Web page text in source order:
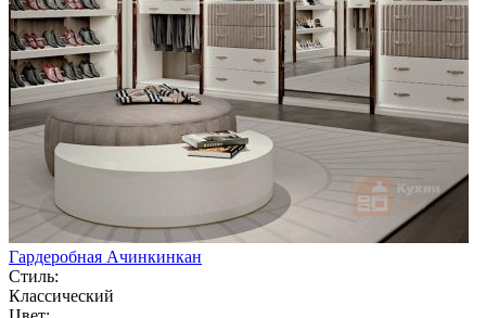
Гардеробная Ачинкинкан
Стиль:
Классический